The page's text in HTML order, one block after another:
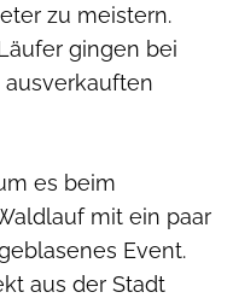
zu meistern.
gingen bei
es beim
mit ein paar
Event.
aus der Stadt